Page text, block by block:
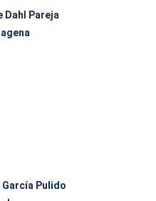
Dahl Pareja
Pulido